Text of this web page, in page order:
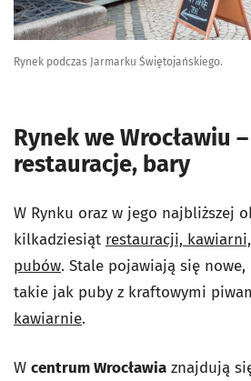
Rynek podczas Jarmarku Świętojańskiego.
Rynek we Wrocławiu
restauracje, bary
W Rynku oraz w jego najbliższej
kilkadziesiąt restauracji,
pubów. Stale pojawiają się
takie jak puby z kraftowymi
kawiarnie.
W centrum Wrocławia znajdują